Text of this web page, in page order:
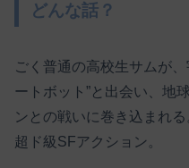
どんな話？
ごく普通の高校生サムが
ートボット”と出会い、地
ンとの戦いに巻き込まれ
超ド級SFアクション。